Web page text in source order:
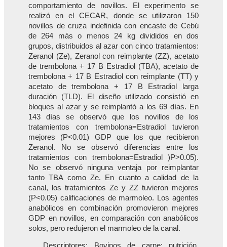
comportamiento de novillos. El experimento se
realizó en el CECAR, donde se utilizaron 150
novillos de cruza indefinida con encaste de Cebú
de 264 más o menos 24 kg divididos en dos
grupos, distribuidos al azar con cinco tratamientos:
Zeranol (Ze), Zeranol con reimplante (ZZ), acetato
de trembolona + 17 B Estradiol (TBA), acetato de
trembolona + 17 B Estradiol con reimplante (TT) y
acetato de trembolona + 17 B Estradiol larga
duración (TLD). El diseño utilizado consistió en
bloques al azar y se reimplantó a los 69 días. En
143 días se observó que los novillos de los
tratamientos con trembolona=Estradiol tuvieron
mejores (P<0.01) GDP que los que recibieron
Zeranol. No se observó diferencias entre los
tratamientos con trembolona=Estradiol )P>0.05).
No se observó ninguna ventaja por reimplantar
tanto TBA como Ze. En cuanto a calidad de la
canal, los tratamientos Ze y ZZ tuvieron mejores
(P<0.05) calificaciones de marmoleo. Los agentes
anabólicos en combinación promovieron mejores
GDP en novillos, en comparación con anabólicos
solos, pero redujeron el marmoleo de la canal.